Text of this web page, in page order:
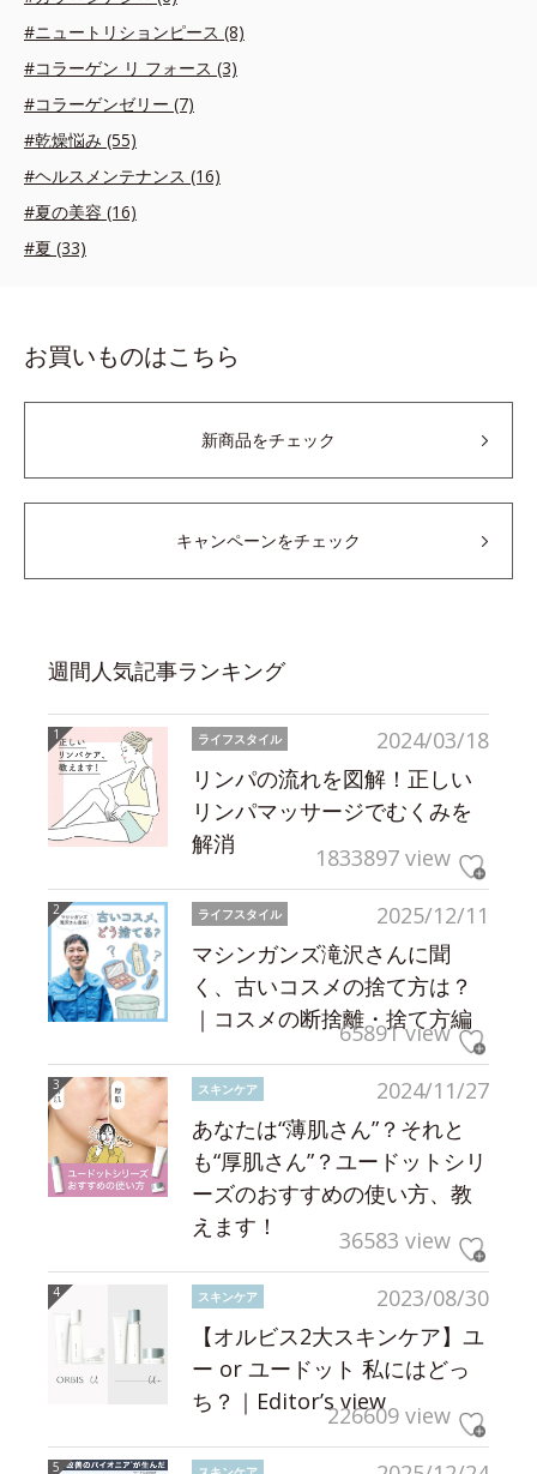
#ニュートリションピース (8)
#コラーゲン リ フォース (3)
#コラーゲンゼリー (7)
#乾燥悩み (55)
#ヘルスメンテナンス (16)
#夏の美容 (16)
#夏 (33)
お買いものはこちら
新商品をチェック
キャンペーンをチェック
週間人気記事ランキング
2024/03/18
ライフスタイル
リンパの流れを図解！正しい
リンパマッサージでむくみを
解消
1833897 view
2025/12/11
ライフスタイル
マシンガンズ滝沢さんに聞
く、古いコスメの捨て方は？
｜コスメの断捨離・捨て方編
65891 view
2024/11/27
スキンケア
あなたは“薄肌さん”？それと
も“厚肌さん”？ユードットシリ
ーズのおすすめの使い方、教
えます！
36583 view
2023/08/30
スキンケア
【オルビス2大スキンケア】ユ
ー or ユードット 私にはどっ
ち？｜Editor’s view226609 view